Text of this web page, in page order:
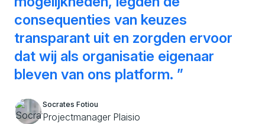
consequenties van keuzes
transparant uit en zorgden ervoor
dat wij als organisatie eigenaar
bleven van ons platform.
Socrates Fotiou
Projectmanager Plaisio